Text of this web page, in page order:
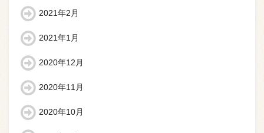
2021年2月
2021年1月
2020年12月
2020年11月
2020年10月